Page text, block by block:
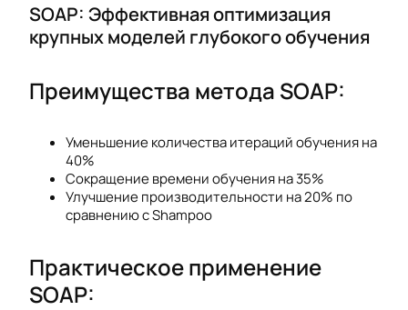
SOAP: Эффективная оптимизация
крупных моделей глубокого обучения
Преимущества метода SOAP:
Уменьшение количества итераций обучения на
40%
Сокращение времени обучения на 35%
Улучшение производительности на 20% по
сравнению с Shampoo
Практическое применение
SOAP: